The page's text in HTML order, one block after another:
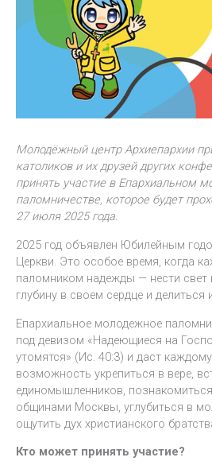
Молодёжный центр Архиепархии
католиков и их друзей других
принять участие в Епархиальном
паломничестве, которое будет
27 июля 2025 года.
2025 год объявлен Юбилейным
Церкви. Это особое время, когда
паломником надежды — нести свет
глубину в своем сердце и делиться
Епархиальное молодежное
под девизом «Надеющиеся на
утомятся» (Ис. 40:3) и даст
возможность укрепиться в вере,
единомышленников,
общинами Москвы, углубиться в
ощутить дух христианского
Кто может принять участие?